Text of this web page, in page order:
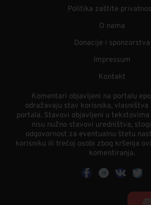
Politika zaštite
O nama
Donacije i sponzorstva
Impressum
Kontakt
Komentari objavljeni na portalu
odražavaju stav korisnika,
portala. Stavovi objavljeni u
nisu nužno stavovi uredništva,
odgovornost za eventualnu štetu
korisniku ili trećoj osobi zbog kršenja
komentiranja.